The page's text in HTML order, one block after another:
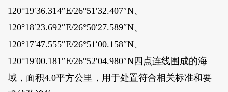
120°19′36.314″E/26°51′32.407″N、
120°18′23.692″E/26°50′27.589″N、
120°17′47.555″E/26°51′00.158″N、
120°19′00.181″E/26°52′04.980″N四点连线围成的海
域，面积4.0平方公里，用于处置符合相关标准和要